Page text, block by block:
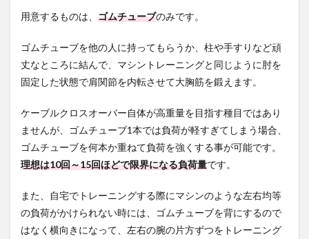
筋の
各部
縮を
確認
コツ2.
閉じ
るの
では
な
肘を
閉じ
る意
識を
用意するものは、 ゴムチューブのみです。
ゴムチューブを他の人に持ってもらうか、柱や手すりなど頑
丈なところに結んで、マシントレーニングと同じように肘を
固定した状態で肩関節を内転させて大胸筋を鍛えます。
ケーブルクロスオーバー自体が高重量を目指す種目ではあり
ませんが、ゴムチューブ1本では負荷が軽すぎてしまう場合、
ゴムチューブを何本か重ねて負荷を強くする事が可能です。
理想は10回～15回ほどで限界になる負荷量です。
また、自宅でトレーニングする際にマシンのような左右均等
の負荷がかけられない時には、ゴムチューブを背にするので
はなく横向きになって、左右の腕の片方ずつをトレーニング